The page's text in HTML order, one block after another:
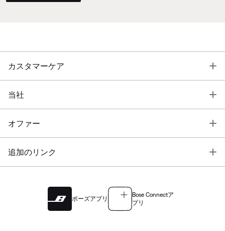
カスタマーケア
当社
オファー
追加のリンク
ボーズアプリ
Bose Connectア
プリ